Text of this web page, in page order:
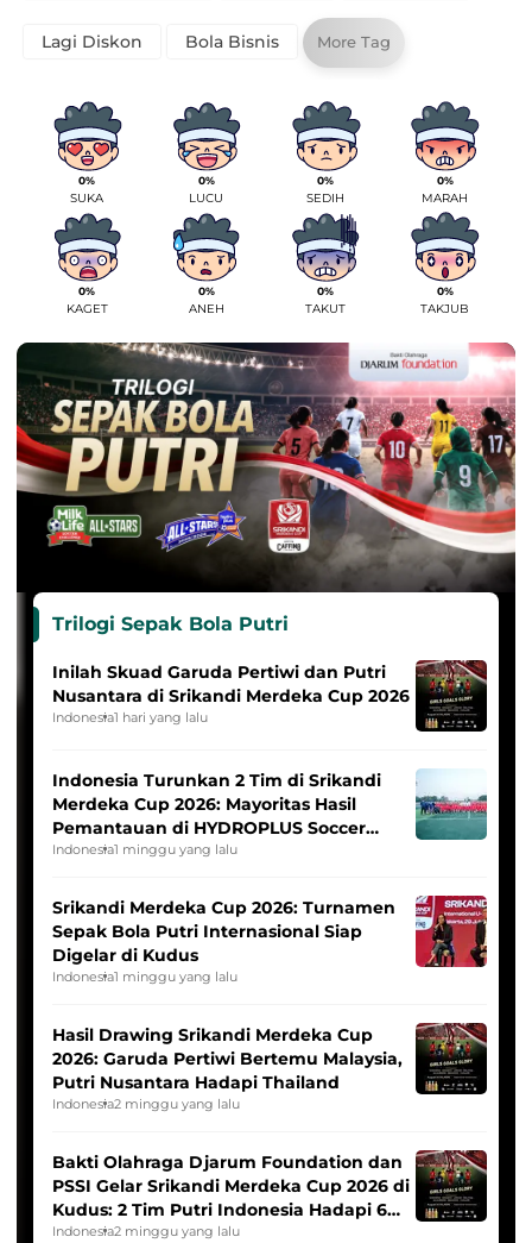
Lagi Diskon Bola Bisnis More Tag
0%
SUKA
0%
LUCU
0%
SEDIH
0%
MARAH
0%
KAGET
0%
ANEH
0%
TAKUT
0%
TAKJUB
Trilogi Sepak Bola Putri
Inilah Skuad Garuda Pertiwi dan Putri
Nusantara di Srikandi Merdeka Cup 2026
Indonesia1 hari yang lalu
Indonesia Turunkan 2 Tim di Srikandi
Merdeka Cup 2026: Mayoritas Hasil
Pemantauan di HYDROPLUS Soccer
League
Indonesia1 minggu yang lalu
Srikandi Merdeka Cup 2026: Turnamen
Sepak Bola Putri Internasional Siap
Digelar di Kudus
Indonesia1 minggu yang lalu
Hasil Drawing Srikandi Merdeka Cup
2026: Garuda Pertiwi Bertemu Malaysia,
Putri Nusantara Hadapi Thailand
Indonesia2 minggu yang lalu
Bakti Olahraga Djarum Foundation dan
PSSI Gelar Srikandi Merdeka Cup 2026 di
Kudus: 2 Tim Putri Indonesia Hadapi 6
Tim Asia
Indonesia2 minggu yang lalu